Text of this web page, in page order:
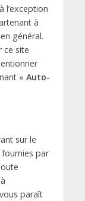
l’exception
à
général.
ce site
« Auto-
sur le
par
paraît